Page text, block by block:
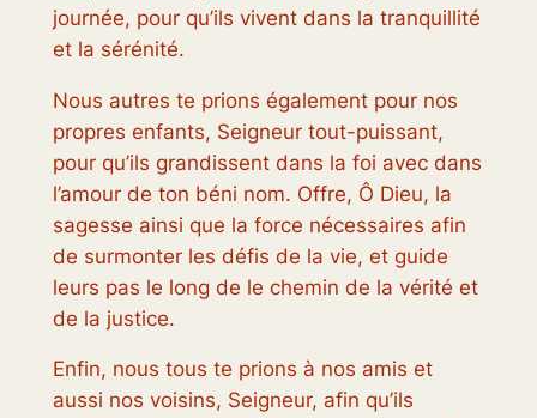
journée, pour qu’ils vivent dans la tranquillité
et la sérénité.
Nous autres te prions également pour nos
propres enfants, Seigneur tout-puissant,
pour qu’ils grandissent dans la foi avec dans
l’amour de ton béni nom. Offre, Ô Dieu, la
sagesse ainsi que la force nécessaires afin
de surmonter les défis de la vie, et guide
leurs pas le long de le chemin de la vérité et
de la justice.
Enfin, nous tous te prions à nos amis et
aussi nos voisins, Seigneur, afin qu’ils